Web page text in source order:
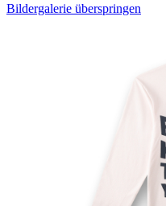
Bildergalerie überspringen